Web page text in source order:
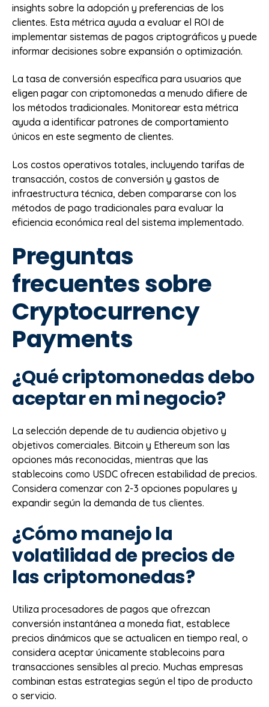
insights sobre la adopción y preferencias de los
clientes. Esta métrica ayuda a evaluar el ROI de
implementar sistemas de pagos criptográficos y puede
informar decisiones sobre expansión o optimización.
La tasa de conversión específica para usuarios que
eligen pagar con criptomonedas a menudo difiere de
los métodos tradicionales. Monitorear esta métrica
ayuda a identificar patrones de comportamiento
únicos en este segmento de clientes.
Los costos operativos totales, incluyendo tarifas de
transacción, costos de conversión y gastos de
infraestructura técnica, deben compararse con los
métodos de pago tradicionales para evaluar la
eficiencia económica real del sistema implementado.
Preguntas
frecuentes sobre
Cryptocurrency
Payments
¿Qué criptomonedas debo
aceptar en mi negocio?
La selección depende de tu audiencia objetivo y
objetivos comerciales. Bitcoin y Ethereum son las
opciones más reconocidas, mientras que las
stablecoins como USDC ofrecen estabilidad de precios.
Considera comenzar con 2-3 opciones populares y
expandir según la demanda de tus clientes.
¿Cómo manejo la
volatilidad de precios de
las criptomonedas?
Utiliza procesadores de pagos que ofrezcan
conversión instantánea a moneda fiat, establece
precios dinámicos que se actualicen en tiempo real, o
considera aceptar únicamente stablecoins para
transacciones sensibles al precio. Muchas empresas
combinan estas estrategias según el tipo de producto
o servicio.